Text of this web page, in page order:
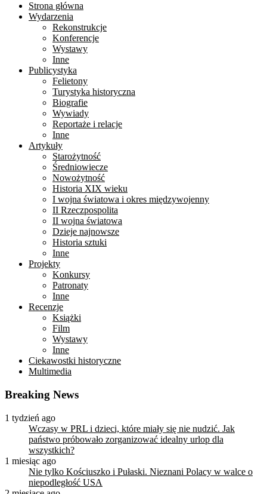
Strona główna
Wydarzenia
Rekonstrukcje
Konferencje
Wystawy
Inne
Publicystyka
Felietony
Turystyka historyczna
Biografie
Wywiady
Reportaże i relacje
Inne
Artykuły
Starożytność
Średniowiecze
Nowożytność
Historia XIX wieku
I wojna światowa i okres międzywojenny
II Rzeczpospolita
II wojna światowa
Dzieje najnowsze
Historia sztuki
Inne
Projekty
Konkursy
Patronaty
Inne
Recenzje
Książki
Film
Wystawy
Inne
Ciekawostki historyczne
Multimedia
Breaking News
1 tydzień ago
Wczasy w PRL i dzieci, które miały się nie nudzić. Jak
państwo próbowało zorganizować idealny urlop dla
wszystkich?
1 miesiąc ago
Nie tylko Kościuszko i Pułaski. Nieznani Polacy w walce o
niepodległość USA